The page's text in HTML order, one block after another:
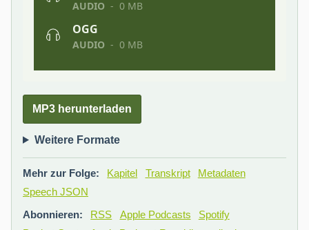
MP3 herunterladen
Weitere Formate
Mehr zur Folge: Kapitel Transkript
Metadaten
Speech JSON
Abonnieren:
RSS Apple Podcasts
Spotify